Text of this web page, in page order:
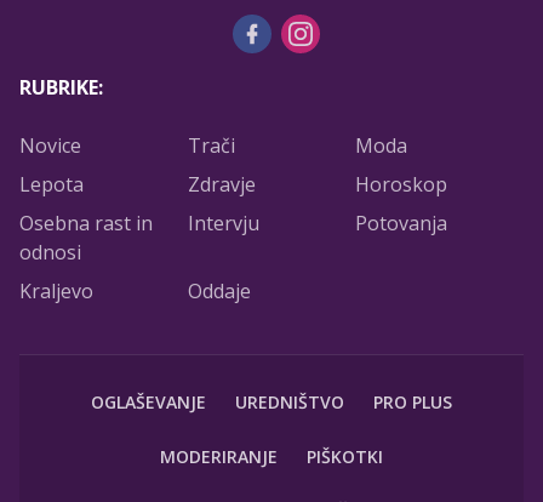
RUBRIKE:
Novice Trači
Moda
Lepota
Zdravje
Horoskop
Osebna rast in
odnosi
Intervju Potovanja
Kraljevo Oddaje
OGLAŠEVANJE UREDNIŠTVO PRO PLUS
MODERIRANJE PIŠKOTKI